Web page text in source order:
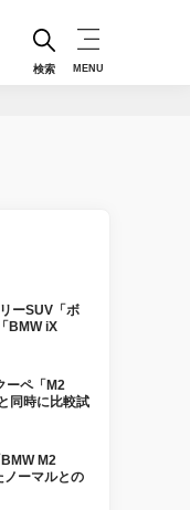
検索 MENU
ーSUV「ボ
BMW iX
ーペ「M2
同時に比較試
M2
ノーマルとの